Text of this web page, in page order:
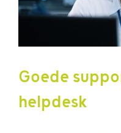
Goede
helpdesk